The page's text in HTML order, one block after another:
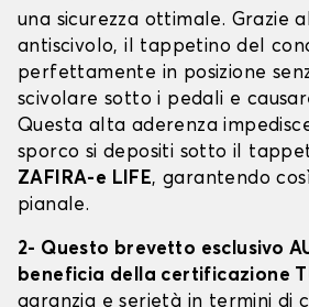
una sicurezza ottimale. Grazie
antiscivolo, il tappetino del
perfettamente in posizione
scivolare sotto i pedali e
Questa alta aderenza
sporco si depositi sotto il
ZAFIRA-e LIFE, garantendo
pianale.
2- Questo brevetto esclusivo
beneficia della certificazione
garanzia e serietà in termini di